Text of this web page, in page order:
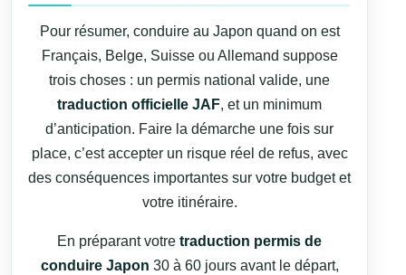
Pour résumer, conduire au Japon quand on est
Français, Belge, Suisse ou Allemand suppose
trois choses : un permis national valide, une
traduction officielle JAF, et un minimum
d’anticipation. Faire la démarche une fois sur
place, c’est accepter un risque réel de refus, avec
des conséquences importantes sur votre budget et
votre itinéraire.
En préparant votre traduction permis de
conduire Japon 30 à 60 jours avant le départ,